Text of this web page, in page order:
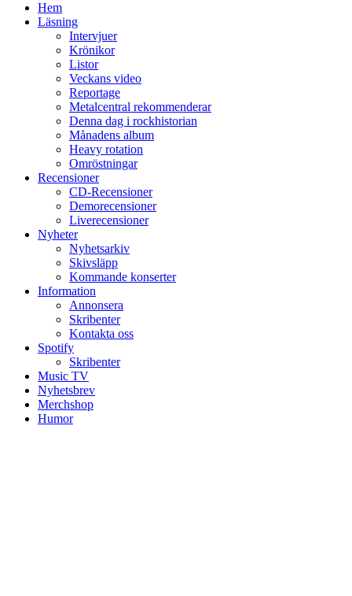
Hem
Läsning
Intervjuer
Krönikor
Listor
Veckans video
Reportage
Metalcentral rekommenderar
Denna dag i rockhistorian
Månadens album
Heavy rotation
Omröstningar
Recensioner
CD-Recensioner
Demorecensioner
Liverecensioner
Nyheter
Nyhetsarkiv
Skivsläpp
Kommande konserter
Information
Annonsera
Skribenter
Kontakta oss
Spotify
Skribenter
Music TV
Nyhetsbrev
Merchshop
Humor